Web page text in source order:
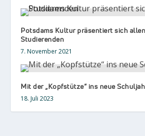
Potsdams Kultur präsentiert sich
Studierenden
7. November 2021
Mit der „Kopfstütze“ ins neue
18. Juli 2023